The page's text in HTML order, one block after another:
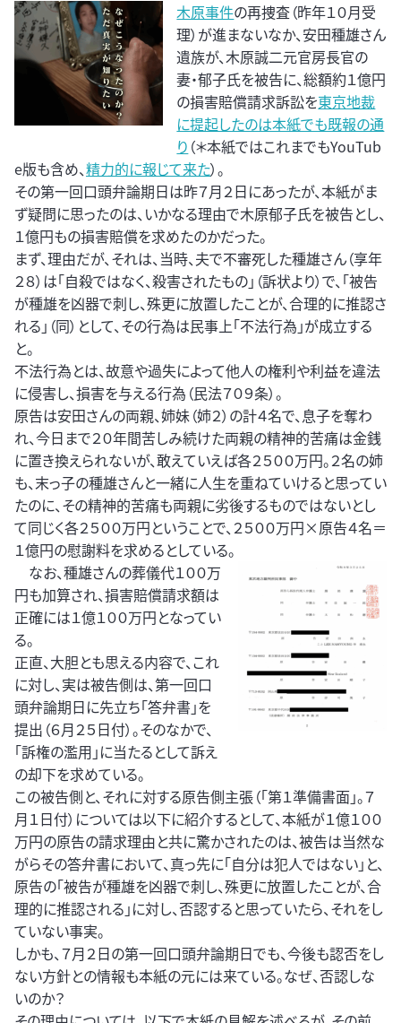
木原事件の再捜査（昨年１０月受
理）が進まないなか、安田種雄さん
遺族が、木原誠二元官房長官の
妻・郁子氏を被告に、総額約１億円
の損害賠償請求訴訟を東京地裁
に提起したのは本紙でも既報の通
り （＊本紙ではこれまでもYouTub
e版も含め、精力的に報じて来た）。
その第一回口頭弁論期日は昨７月２日にあったが、本紙がま
ず疑問に思ったのは、いかなる理由で木原郁子氏を被告とし、
１億円もの損害賠償を求めたのかだった。
まず、理由だが、それは、当時、夫で不審死した種雄さん（享年
２８）は「自殺ではなく、殺害されたもの」（訴状より）で、「被告
が種雄を凶器で刺し、殊更に放置したことが、合理的に推認さ
れる」（同）として、その行為は民事上「不法行為」が成立する
と。
不法行為とは、故意や過失によって他人の権利や利益を違法
に侵害し、損害を与える行為（民法７０９条）。
原告は安田さんの両親、姉妹（姉２）の計４名で、息子を奪わ
れ、今日まで２０年間苦しみ続けた両親の精神的苦痛は金銭
に置き換えられないが、敢えていえば各２５００万円。２名の姉
も、末っ子の種雄さんと一緒に人生を重ねていけると思ってい
たのに、その精神的苦痛も両親に劣後するものではないとし
て同じく各２５００万円ということで、２５００万円×原告４名＝
１億円の慰謝料を求めるとしている。
なお、種雄さんの葬儀代１００万
円も加算され、損害賠償請求額は
正確には１億１００万円となってい
る。
正直、大胆とも思える内容で、これ
に対し、実は被告側は、第一回口
頭弁論期日に先立ち「答弁書」を
提出（６月２５日付）。そのなかで、
「訴権の濫用」に当たるとして訴え
の却下を求めている。
この被告側と、それに対する原告側主張（「第１準備書面」。７
月１日付）については以下に紹介するとして、本紙が１億１００
万円の原告の請求理由と共に驚かされたのは、被告は当然な
がらその答弁書において、真っ先に「自分は犯人ではない」と、
原告の「被告が種雄を凶器で刺し、殊更に放置したことが、合
理的に推認される」に対し、否認すると思っていたら、それをし
ていない事実。
しかも、７月２日の第一回口頭弁論期日でも、今後も認否をし
ない方針との情報も本紙の元には来ている。なぜ、否認しな
いのか？